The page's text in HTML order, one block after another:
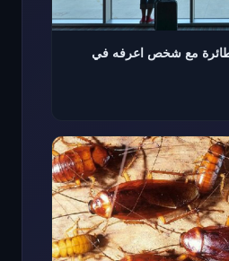
مع شخص اعرفه في